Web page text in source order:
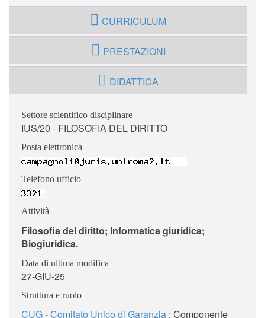
CURRICULUM
PRESTAZIONI
DIDATTICA
Settore scientifico disciplinare
IUS/20 - FILOSOFIA DEL DIRITTO
Posta elettronica
Telefono ufficio
Attività
Filosofia del diritto; Informatica giuridica;
Biogiuridica.
Data di ultima modifica
27-GIU-25
Struttura e ruolo
CUG - Comitato Unico di Garanzia : Componente